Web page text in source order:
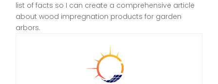
list of facts so I can create a comprehensive article
about wood impregnation products for garden
arbors.